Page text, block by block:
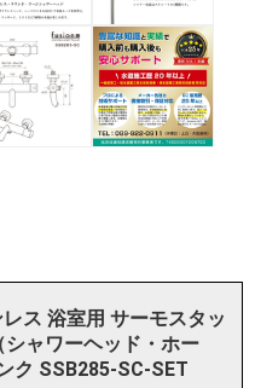
ス 浴室用 サーモスタッ
シャワーヘッド・ホー
ク SSB285-SC-SET